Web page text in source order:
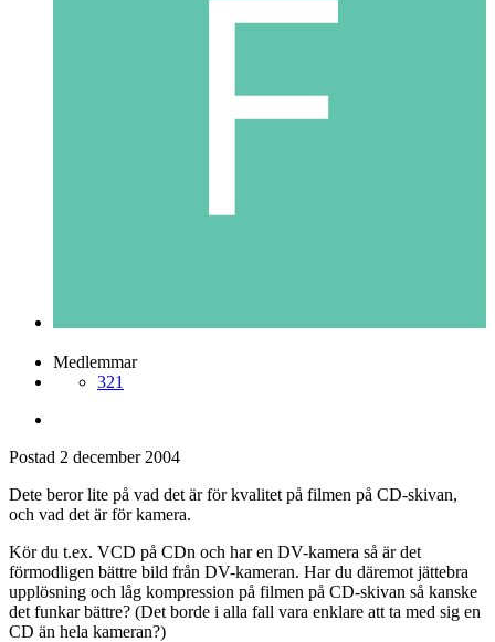
Medlemmar
321
Postad 2 december 2004
Dete beror lite på vad det är för kvalitet på filmen på CD-skivan,
och vad det är för kamera.
Kör du t.ex. VCD på CDn och har en DV-kamera så är det
förmodligen bättre bild från DV-kameran. Har du däremot jättebra
upplösning och låg kompression på filmen på CD-skivan så kanske
det funkar bättre? (Det borde i alla fall vara enklare att ta med sig en
CD än hela kameran?)